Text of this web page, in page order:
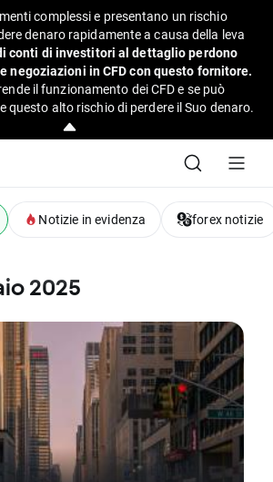
complessi e presentano un rischio
denaro rapidamente a causa della leva
conti di investitori al dettaglio perdono
negoziazioni in CFD con questo fornitore.
il funzionamento dei CFD e se può
questo alto rischio di perdere il Suo denaro.
Notizie in evidenza forex notizie
2025